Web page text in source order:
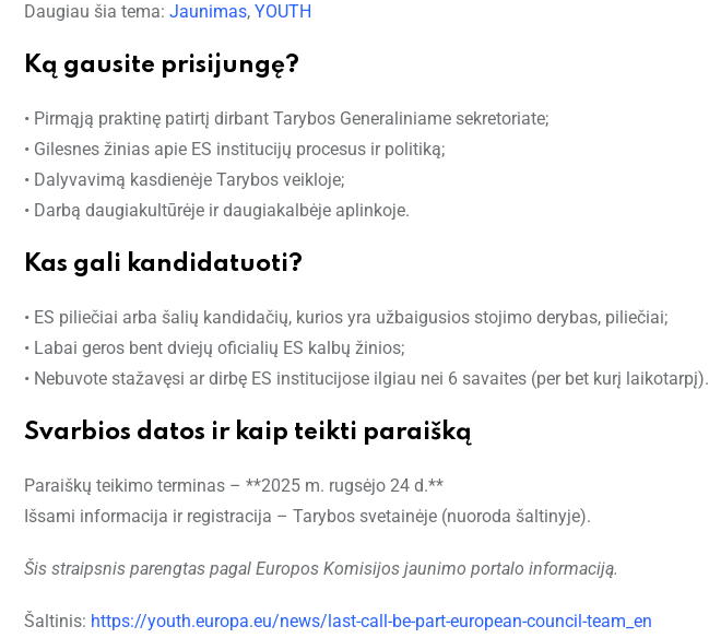
Daugiau šia tema: Jaunimas, YOUTH
Ką gausite prisijungę?
• Pirmąją praktinę patirtį dirbant Tarybos Generaliniame sekretoriate;
• Gilesnes žinias apie ES institucijų procesus ir politiką;
• Dalyvavimą kasdienėje Tarybos veikloje;
• Darbą daugiakultūrėje ir daugiakalbėje aplinkoje.
Kas gali kandidatuoti?
• ES piliečiai arba šalių kandidačių, kurios yra užbaigusios stojimo derybas, piliečiai;
• Labai geros bent dviejų oficialių ES kalbų žinios;
• Nebuvote stažavęsi ar dirbę ES institucijose ilgiau nei 6 savaites (per bet kurį laikotarpį).
Svarbios datos ir kaip teikti paraišką
Paraiškų teikimo terminas – **2025 m. rugsėjo 24 d.**
Išsami informacija ir registracija – Tarybos svetainėje (nuoroda šaltinyje).
Šis straipsnis parengtas pagal Europos Komisijos jaunimo portalo informaciją.
Šaltinis: https://youth.europa.eu/news/last-call-be-part-european-council-team_en